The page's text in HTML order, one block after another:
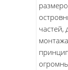
частей,